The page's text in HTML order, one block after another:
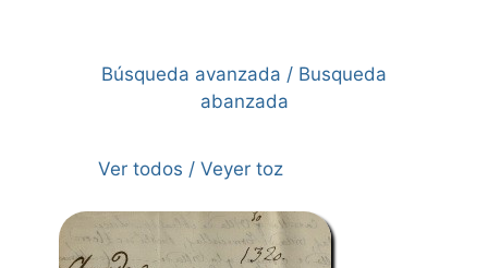
Búsqueda avanzada / Busqueda
abanzada